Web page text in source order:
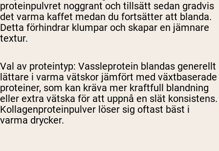
proteinpulvret noggrant och tillsätt sedan gradvis
det varma kaffet medan du fortsätter att blanda.
Detta förhindrar klumpar och skapar en jämnare
textur.
Val av proteintyp: Vassleprotein blandas generellt
lättare i varma vätskor jämfört med växtbaserade
proteiner, som kan kräva mer kraftfull blandning
eller extra vätska för att uppnå en slät konsistens.
Kollagenproteinpulver löser sig oftast bäst i
varma drycker.